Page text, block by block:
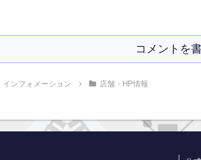
コメントを
インフォメーション 店舗・HP情報